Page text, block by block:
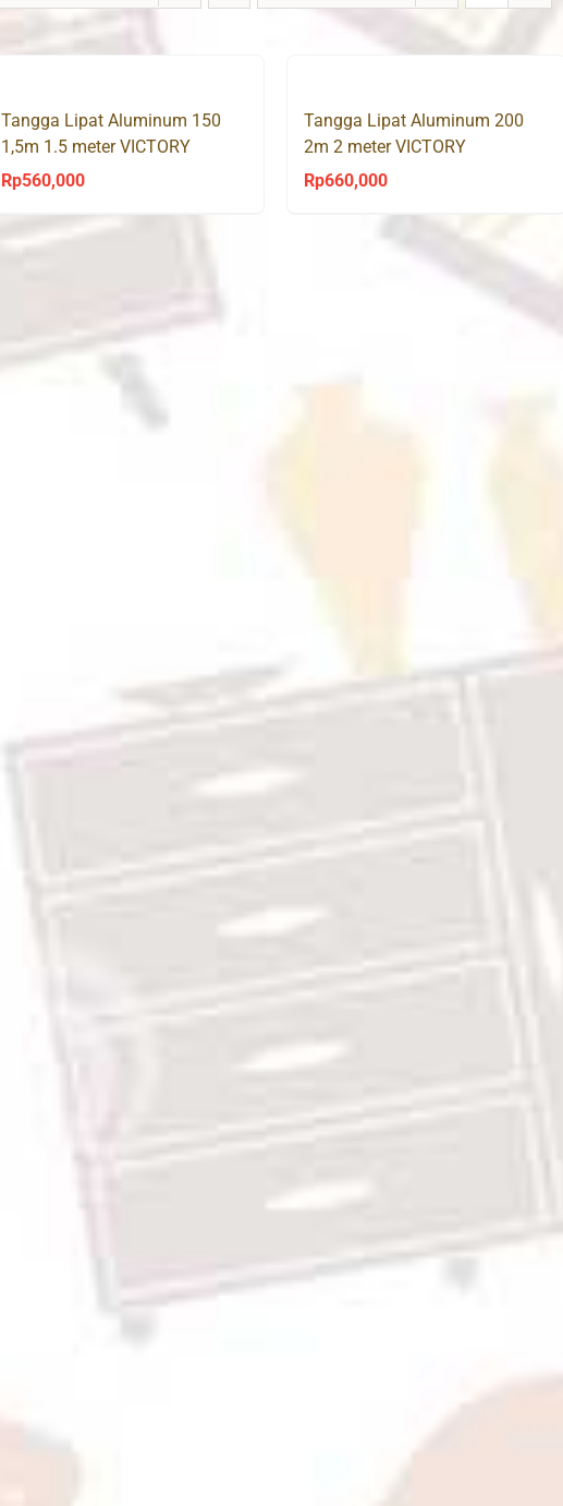
Tangga Lipat Aluminum 150
1,5m 1.5 meter VICTORY
Rp560,000
Tangga Lipat Aluminum 200
2m 2 meter VICTORY
Rp660,000